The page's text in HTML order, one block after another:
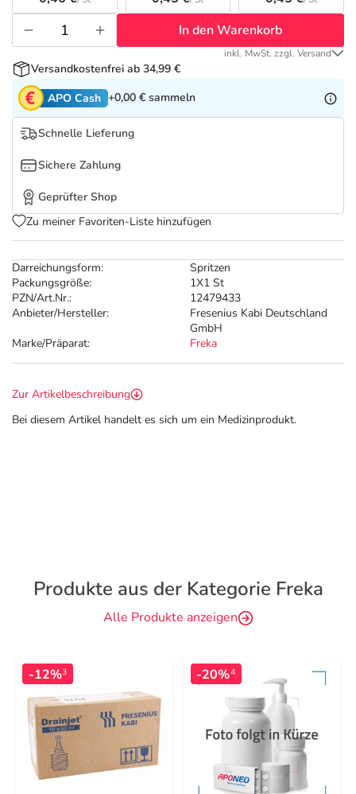
Tierapotheke
Vitamine & Mineralstoffe
Marken
Salus Deals
Darreichungsform:
Spritzen
Packungsgröße:
1X1 St
PZN/Art.Nr.:
12479433
Anbieter/Hersteller:
Fresenius Kabi Deutschland
GmbH
Marke/Präparat:
Freka
In den Warenkorb
inkl. MwSt. zzgl. Versand
Versandkostenfrei ab 34,99 €
APO Cash +0,00 € sammeln
Schnelle Lieferung
Sichere Zahlung
Geprüfter Shop
Zu meiner Favoriten-Liste hinzufügen
Zur Artikelbeschreibung
Bei diesem Artikel handelt es sich um ein Medizinprodukt.
Produkte aus der Kategorie Freka
Alle Produkte anzeigen
-12%3 -20%4